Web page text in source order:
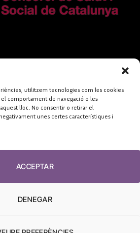
utilitzem tecnologies com les cookies
comportament de navegació o les
lloc. No consentir o retirar el
unes certes característiques i
ACCEPTAR
DENEGAR